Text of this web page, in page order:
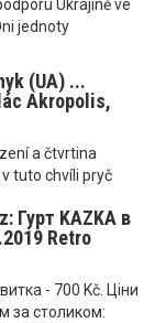
Ukrajině ve
jednoty
(UA) ...
Akropolis,
a čtvrtina
tuto chvíli pryč
Гурт KAZKA в
Retro
- 700 Kč. Ціни
за столиком: